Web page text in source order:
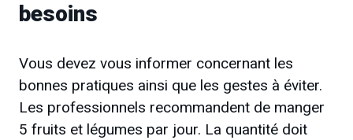
besoins
Vous devez vous informer concernant les
bonnes pratiques ainsi que les gestes à éviter.
Les professionnels recommandent de manger
5 fruits et légumes par jour. La quantité doit